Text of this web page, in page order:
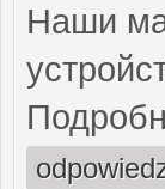
Наши